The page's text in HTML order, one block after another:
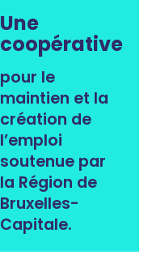
Une
coopérative
pour le
maintien et la
création de
l’emploi
soutenue par
la Région de
Bruxelles-
Capitale.